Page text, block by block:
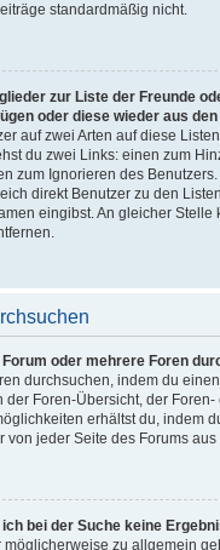
standardmäßig nicht.
zur Liste der Freunde
oder diese wieder aus
auf zwei Arten auf diese
du zwei Links: einen zum
zum Ignorieren des
direkt Benutzer zu den
eingibst. An gleicher Stelle
oder mehrere Foren
durchsuchen, indem du
der Foren-Übersicht, der
erhältst du, indem
von jeder Seite des Forums
bei der Suche keine
möglicherweise zu allgemein